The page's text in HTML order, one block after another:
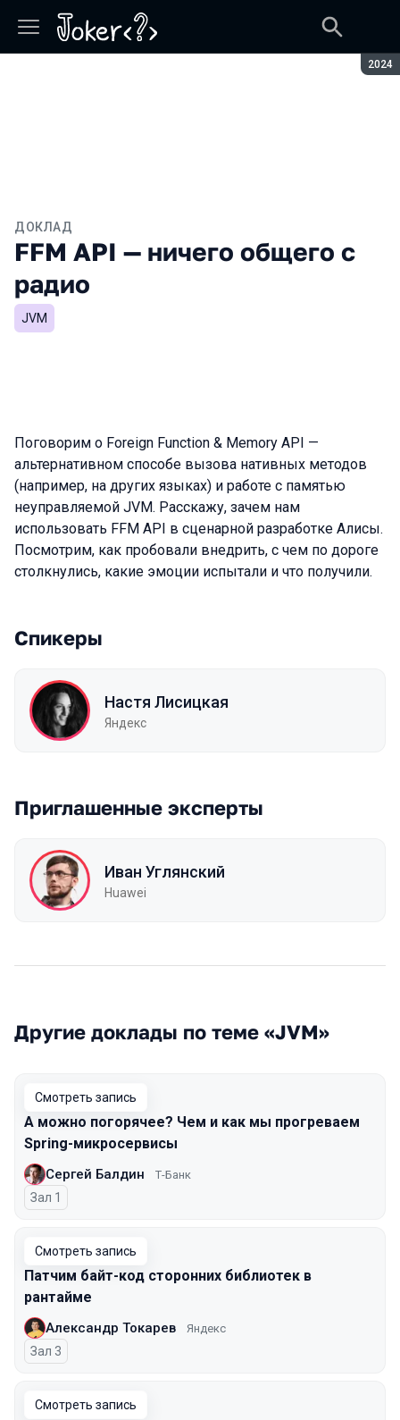
2024
ДОКЛАД
FFM API — ничего общего с
радио
JVM
Поговорим о Foreign Function & Memory API —
альтернативном способе вызова нативных методов
(например, на других языках) и работе с памятью
неуправляемой JVM. Расскажу, зачем нам
использовать FFM API в сценарной разработке Алисы.
Посмотрим, как пробовали внедрить, с чем по дороге
столкнулись, какие эмоции испытали и что получили.
Спикеры
Настя Лисицкая
Яндекс
Приглашенные эксперты
Иван Углянский
Huawei
Другие доклады по теме «JVM»
Смотреть запись
А можно погорячее? Чем и как мы прогреваем
Spring-микросервисы
Сергей Балдин Т-Банк
Зал 1
Смотреть запись
Патчим байт-код сторонних библиотек в
рантайме
Александр Токарев Яндекс
Зал 3
Смотреть запись